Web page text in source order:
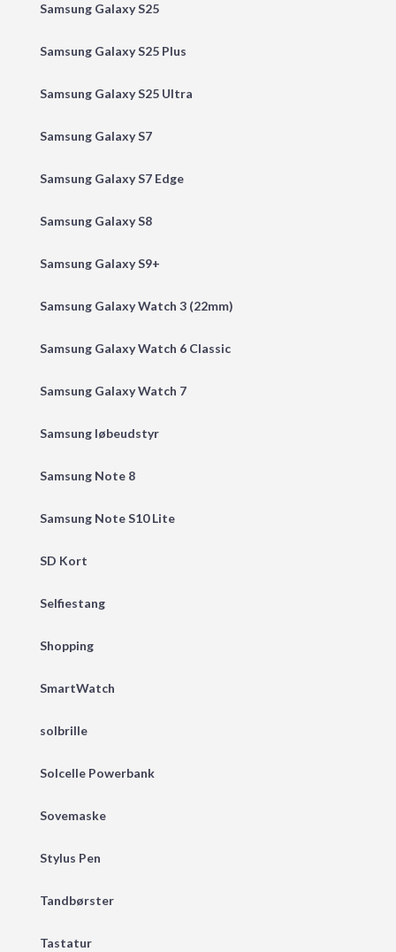
Samsung Galaxy S25
Samsung Galaxy S25 Plus
Samsung Galaxy S25 Ultra
Samsung Galaxy S7
Samsung Galaxy S7 Edge
Samsung Galaxy S8
Samsung Galaxy S9+
Samsung Galaxy Watch 3 (22mm)
Samsung Galaxy Watch 6 Classic
Samsung Galaxy Watch 7
Samsung løbeudstyr
Samsung Note 8
Samsung Note S10 Lite
SD Kort
Selfiestang
Shopping
SmartWatch
solbrille
Solcelle Powerbank
Sovemaske
Stylus Pen
Tandbørster
Tastatur